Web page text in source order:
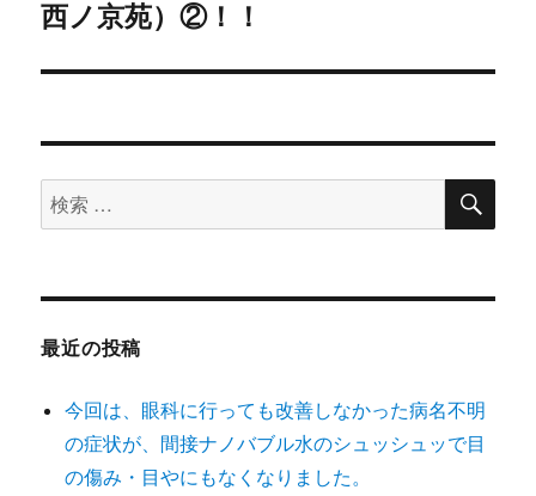
シ
ン
の
稿:
西ノ京苑）②！！
検
索
象:
検
最近の投稿
今回は、眼科に行っても改善しなかった病名不明
の症状が、間接ナノバブル水のシュッシュッで目
の傷み・目やにもなくなりました。